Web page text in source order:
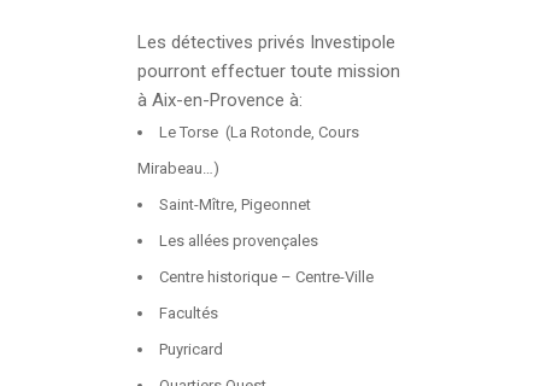
Les détectives privés Investipole
pourront effectuer toute mission
à Aix-en-Provence à:
Le Torse (La Rotonde, Cours
Mirabeau…)
Saint-Mître, Pigeonnet
Les allées provençales
Centre historique – Centre-Ville
Facultés
Puyricard